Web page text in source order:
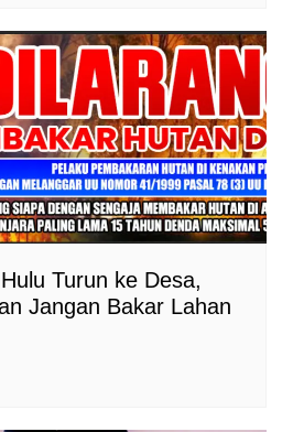
Turun ke Desa,
Jangan Bakar Lahan